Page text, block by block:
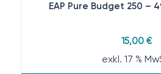
EAP Pure Budget 250 –
15,00 €
exkl. 17 %